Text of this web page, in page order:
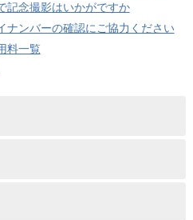
記念撮影はいかがですか
ナンバーの確認にご協力ください
料一覧